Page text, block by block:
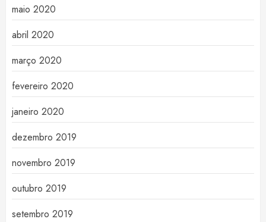
maio 2020
abril 2020
março 2020
fevereiro 2020
janeiro 2020
dezembro 2019
novembro 2019
outubro 2019
setembro 2019